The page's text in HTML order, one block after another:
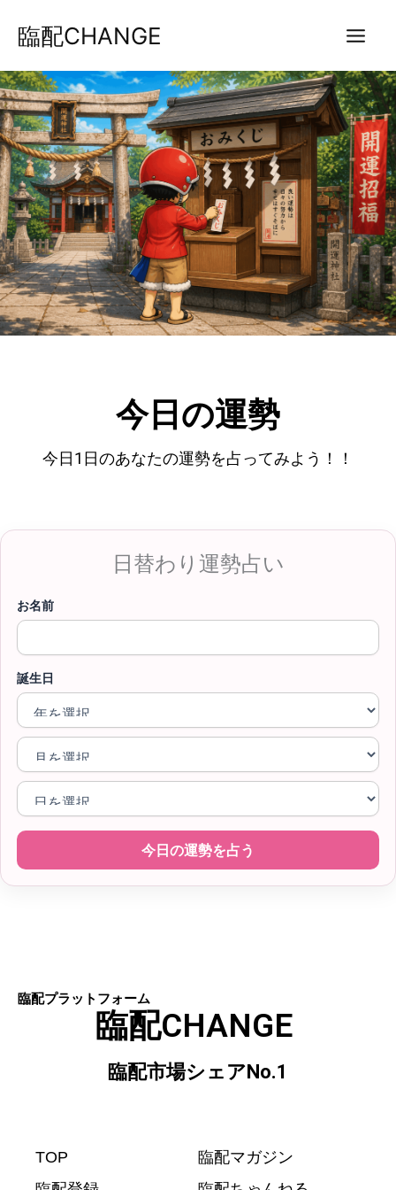
ス
キ
ッ
プ
臨配CHANGE
今日の運勢
今日1日のあなたの運勢を占ってみよう！！
日替わり運勢占い
お名前
誕生日
今日の運勢を占う
臨配プラットフォーム
臨配CHANGE
臨配市場シェアNo.1
TOP
臨配マガジン